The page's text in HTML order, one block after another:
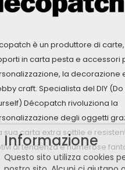
è un produttore di
in carta pesta e accessori
la decorazione
craft. Specialista del DIY (Do
Décopatch rivoluziona la
degli oggetti
sua carta extra sottile e
di tendenza e numerose
Informazione
Questo sito utilizza cookies